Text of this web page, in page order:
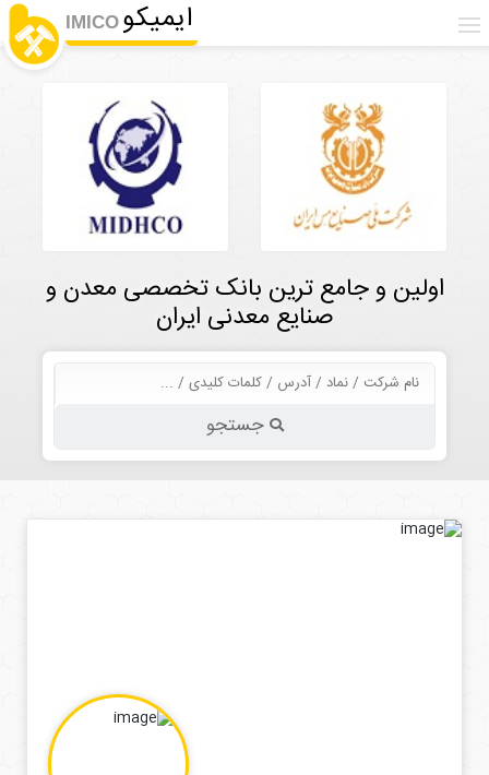
ایمیکو IMICO
اولین و جامع ترین بانک تخصصی معدن و
صنایع معدنی ایران
جستجو